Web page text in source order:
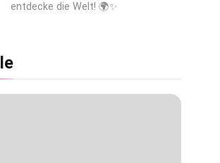
entdecke die Welt! 🌍✨